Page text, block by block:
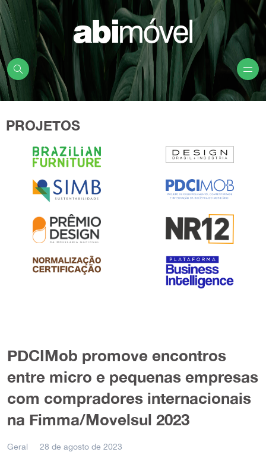
PROJETOS
PDCIMob promove encontros
entre micro e pequenas empresas
com compradores internacionais
na Fimma/Movelsul 2023
Geral 28 de agosto de 2023